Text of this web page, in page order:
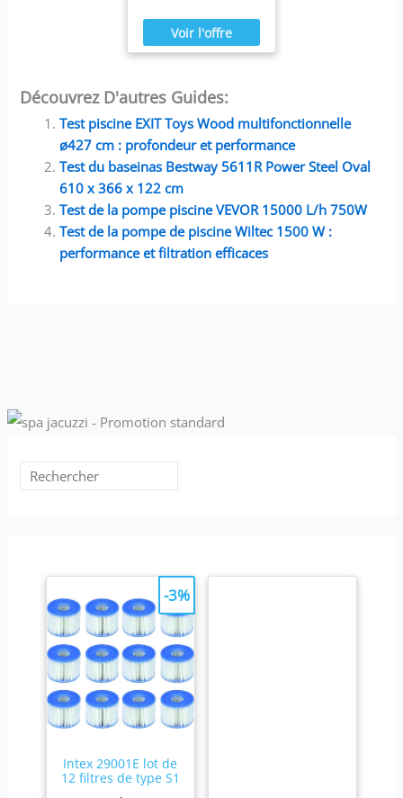
Découvrez D'autres Guides:
Test piscine EXIT Toys Wood multifonctionnelle
ø427 cm : profondeur et performance
Test du baseinas Bestway 5611R Power Steel Oval
610 x 366 x 122 cm
Test de la pompe piscine VEVOR 15000 L/h 750W
Test de la pompe de piscine Wiltec 1500 W :
performance et filtration efficaces
Intex 29001E lot de
12 filtres de type S1
-3%